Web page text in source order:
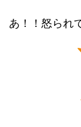
あ！！怒られ